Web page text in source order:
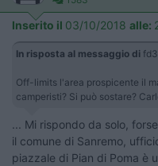
Inserito il 03/10/2018 alle:
In risposta al messaggio di
Off-limits l'area prospicente il
camperisti? Si può sostare?
... Mi rispondo da solo,
il comune di Sanremo,
piazzale di Pian di Poma è